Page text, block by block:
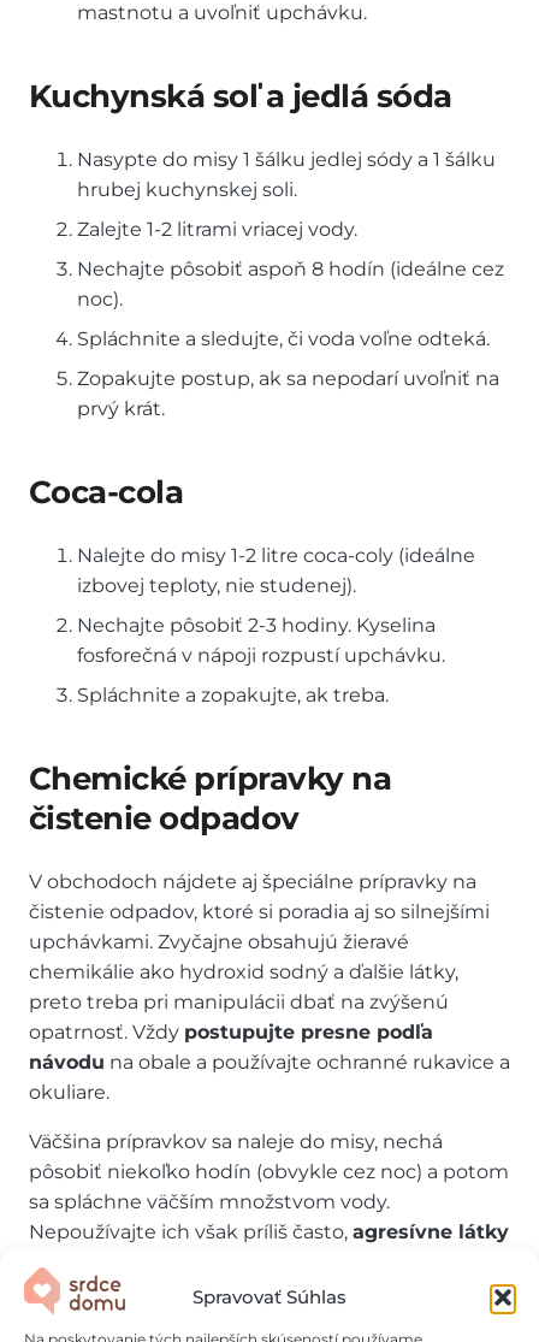
Spravovať Súhlas
mastnotu a uvoľniť upchávku.
Kuchynská soľ a jedlá sóda
Nasypte do misy 1 šálku jedlej sódy a 1 šálku
hrubej kuchynskej soli.
Zalejte 1-2 litrami vriacej vody.
Nechajte pôsobiť aspoň 8 hodín (ideálne cez
noc).
Spláchnite a sledujte, či voda voľne odteká.
Zopakujte postup, ak sa nepodarí uvoľniť na
prvý krát.
Coca-cola
Nalejte do misy 1-2 litre coca-coly (ideálne
izbovej teploty, nie studenej).
Nechajte pôsobiť 2-3 hodiny. Kyselina
fosforečná v nápoji rozpustí upchávku.
Spláchnite a zopakujte, ak treba.
Chemické prípravky na
čistenie odpadov
V obchodoch nájdete aj špeciálne prípravky na
čistenie odpadov, ktoré si poradia aj so silnejšími
upchávkami. Zvyčajne obsahujú žieravé
chemikálie ako hydroxid sodný a ďalšie látky,
preto treba pri manipulácii dbať na zvýšenú
opatrnosť. Vždy postupujte presne podľa
návodu na obale a používajte ochranné rukavice a
okuliare.
Väčšina prípravkov sa naleje do misy, nechá
pôsobiť niekoľko hodín (obvykle cez noc) a potom
sa spláchne väčším množstvom vody.
Nepoužívajte ich však príliš často, agresívne látky
môžu poškodiť glazúru misy aj potrubie
ich nikdy nelejte do úplne suchej misy, vždy
aspoň s trochou vody.